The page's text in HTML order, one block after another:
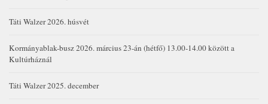
Táti Walzer 2026. húsvét
Kormányablak-busz 2026. március 23-án (hétfő) 13.00-14.00 között a
Kultúrháznál
Táti Walzer 2025. december